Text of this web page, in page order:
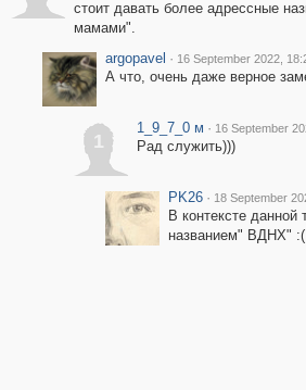
стоит давать более адрессные
мамами".
argopavel · 16 September 2022,
А что, очень даже верное
1
1_9_7_0 м · 16 September
Рад служить)))
PK26 · 18 September
В контексте
названием" ВДНХ" :(